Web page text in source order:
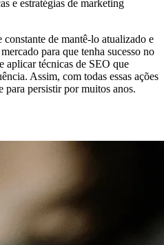
e estratégias de marketing
de mantê-lo atualizado e
para que tenha sucesso no
aplicar técnicas de SEO que
Assim, com todas essas ações
para persistir por muitos anos.